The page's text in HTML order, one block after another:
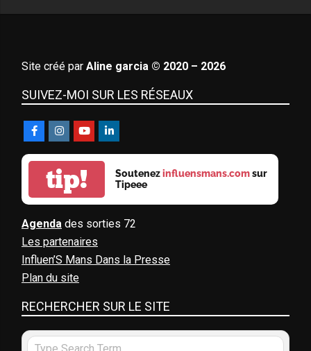
Site créé par Aline garcia © 2020 – 2026
SUIVEZ-MOI SUR LES RÉSEAUX
tip! Soutenezinfluensmans.comsur
Tipeee
Agenda des sorties 72
Les partenaires
Influen’S Mans Dans la Presse
Plan du site
RECHERCHER SUR LE SITE
Search